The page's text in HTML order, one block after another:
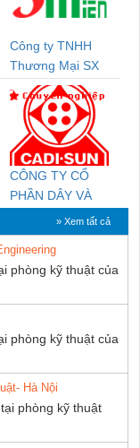
Công ty TNHH
Thương Mại SX
Ba Miền
CÔNG TY CỔ
PHẦN DÂY VÀ
CÁP ĐIỆN
THƯỢNG ĐÌNH
» Xem tất cả
phòng kỹ thuật của
phòng kỹ thuật của
Hà Nội
phòng kỹ thuật